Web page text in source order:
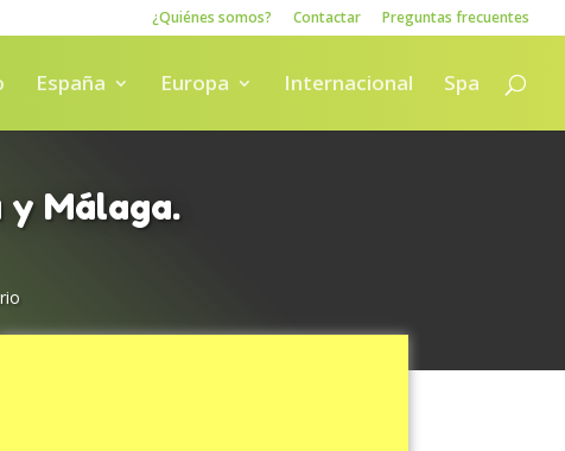
¿Quiénes somos? Contactar Preguntas frecuentes
España Europa Internacional Spa
y Málaga.